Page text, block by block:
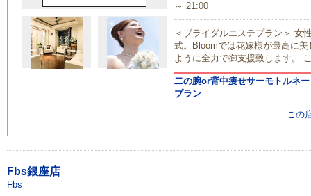
～ 21:00
＜ブライダルエステプラン＞ 女
式。Bloomでは花嫁様が最高に
ように全力で御支援致します。
二の腕or背中痩せサーモトルネ
プラン
この
Fbs銀座店
Fbs